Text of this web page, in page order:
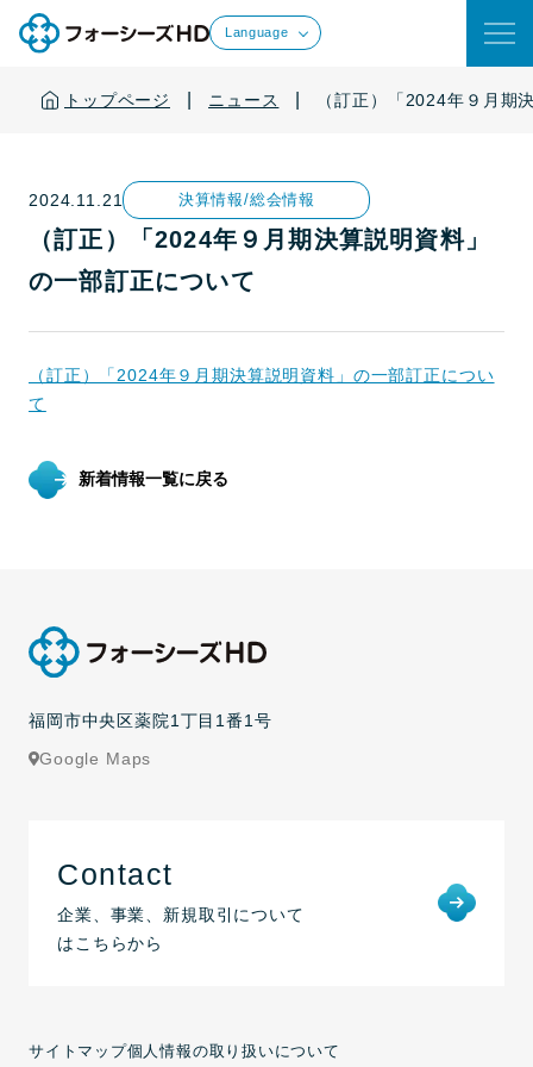
Language
トップページ ニュース （訂正）「2024年９月期
2024.11.21 決算情報/総会情報
（訂正）「2024年９月期決算説明資料」
の一部訂正について
（訂正）「2024年９月期決算説明資料」の一部訂正につい
て
新着情報一覧に戻る
サイトマップ個人情報の取り扱いについて
福岡市中央区薬院1丁目1番1号
Google Maps
Contact
企業、事業、新規取引について
はこちらから